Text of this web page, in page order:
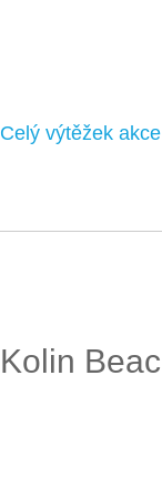
Celý výtěžek
Kolin